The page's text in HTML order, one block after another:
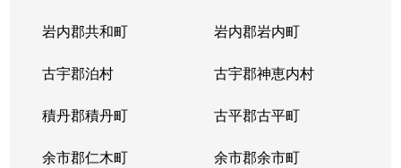
岩内郡共和町 岩内郡岩内町
古宇郡泊村 古宇郡神恵内村
積丹郡積丹町 古平郡古平町
余市郡仁木町 余市郡余市町